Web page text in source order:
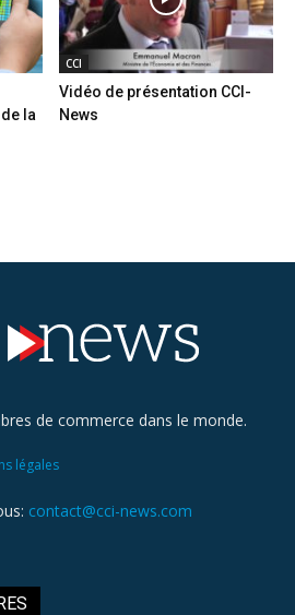
la
CCI
Vidéo de présentation CCI-
News
de commerce dans le monde.
légales
contact@cci-news.com